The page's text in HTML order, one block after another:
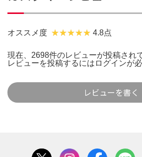
オススメ度 4.8点
現在、2698件のレビューが投稿され
レビューを投稿するには ログインが
レビューを書く